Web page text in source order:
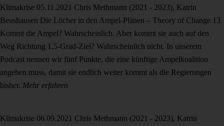
Klimakrise 05.11.2021 Chris Methmann (2021 - 2023), Katrin
Beushausen Die Löcher in den Ampel-Plänen – Theory of Change 13
Kommt die Ampel? Wahrscheinlich. Aber kommt sie auch auf den
Weg Richtung 1,5-Grad-Ziel? Wahrscheinlich nicht. In unserem
Podcast nennen wir fünf Punkte, die eine künftige Ampelkoalition
angehen muss, damit sie endlich weiter kommt als die Regierungen
bisher. Mehr erfahren
Klimakrise 06.09.2021 Chris Methmann (2021 - 2023), Katrin